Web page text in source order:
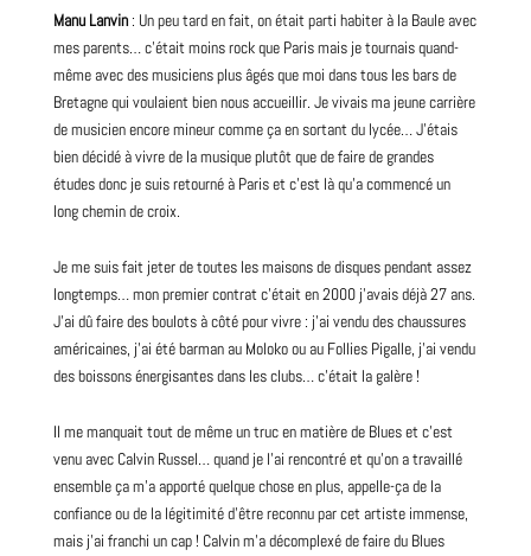
Manu Lanvin: Un peu tard en fait, on était parti habiter à la Baule avec
mes parents… c’était moinsrockque Paris mais je tournais quand-
même avec des musiciens plus âgés que moi dans tous les bars de
Bretagne qui voulaient bien nous accueillir. Je vivais ma jeune carrière
de musicien encore mineur comme ça en sortant du lycée… J’étais
bien décidé à vivre de la musique plutôt que de faire de grandes
études donc je suis retourné à Paris et c’est là qu’a commencé un
long chemin de croix.
Je me suis fait jeter de toutes les maisons de disques pendant assez
longtemps… mon premier contrat c’était en2000j’avais déjà 27 ans.
J’ai dû faire des boulots à côté pour vivre : j’ai vendu des chaussures
américaines, j’ai été barman au Moloko ou au Follies Pigalle, j’ai vendu
des boissons énergisantes dans les clubs… c’était la galère !
Il me manquait tout de même un truc en matière de Blues et c’est
venu avec Calvin Russel… quand je l’ai rencontré et qu’on a travaillé
ensemble ça m’a apporté quelque chose en plus, appelle-ça de la
confiance ou de la légitimité d’être reconnu par cet artiste immense,
mais j’ai franchi un cap ! Calvin m’a décomplexé de faire du Blues